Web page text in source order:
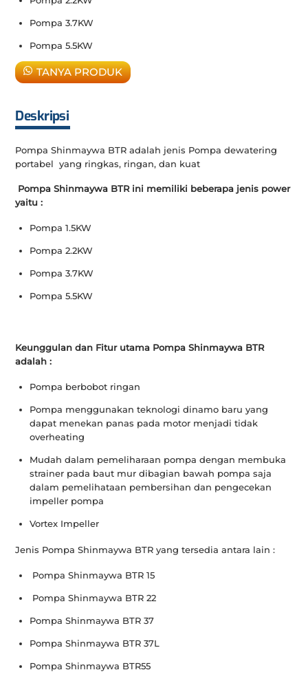
Pompa 3.7KW
Pompa 5.5KW
TANYA PRODUK
Deskripsi
Pompa Shinmaywa BTR adalah jenis Pompa dewatering
portabel yang ringkas, ringan, dan kuat
Pompa Shinmaywa BTR ini memiliki beberapa jenis power
yaitu :
Pompa 1.5KW
Pompa 2.2KW
Pompa 3.7KW
Pompa 5.5KW
Keunggulan dan Fitur utama Pompa Shinmaywa BTR
adalah :
Pompa berbobot ringan
Pompa menggunakan teknologi dinamo baru yang
dapat menekan panas pada motor menjadi tidak
overheating
Mudah dalam pemeliharaan pompa dengan membuka
strainer pada baut mur dibagian bawah pompa saja
dalam pemelihataan pembersihan dan pengecekan
impeller pompa
Vortex Impeller
Jenis Pompa Shinmaywa BTR yang tersedia antara lain :
Pompa Shinmaywa BTR 15
Pompa Shinmaywa BTR 22
Pompa Shinmaywa BTR 37
Pompa Shinmaywa BTR 37L
Pompa Shinmaywa BTR55